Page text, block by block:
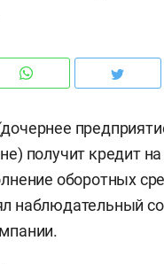
получит кредит
оборотных
наблюдательный